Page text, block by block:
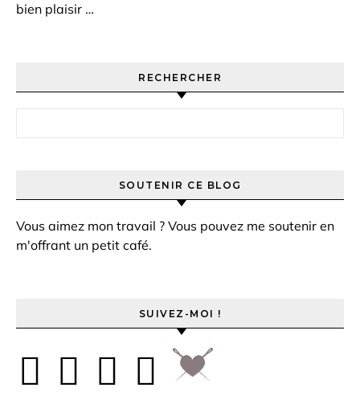
bien plaisir …
RECHERCHER
SOUTENIR CE BLOG
Vous aimez mon travail ? Vous pouvez me soutenir en
m'offrant un petit café.
SUIVEZ-MOI !